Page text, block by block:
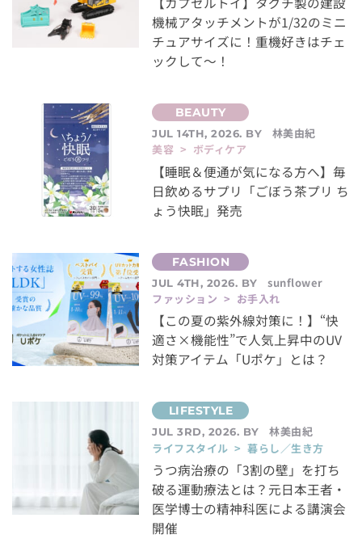
機械アタッチメントが1/32のミニ
チュアサイズに！重機好きはチェ
ックして～！
JUL 14TH, 2026. BY
林美由紀
美容 > ボディケア
【睡眠＆便通が気になる方へ】毎
日飲めるサプリ「ごぼう茶プリ ち
ょう快眠」発売
JUL 4TH, 2026. BY
sunflower
ファッション > お手入れ
【この夏の紫外線対策に！】“快
適さ×機能性”で人気上昇中のUV
対策アイテム「Uポケ」とは？
JUL 3RD, 2026. BY
林美由紀
ライフスタイル > 暮らし／生き方
うつ病治療の「3割の壁」を打ち
破る運動療法とは？元日本王者・
医学博士の精神科医による講演会
開催